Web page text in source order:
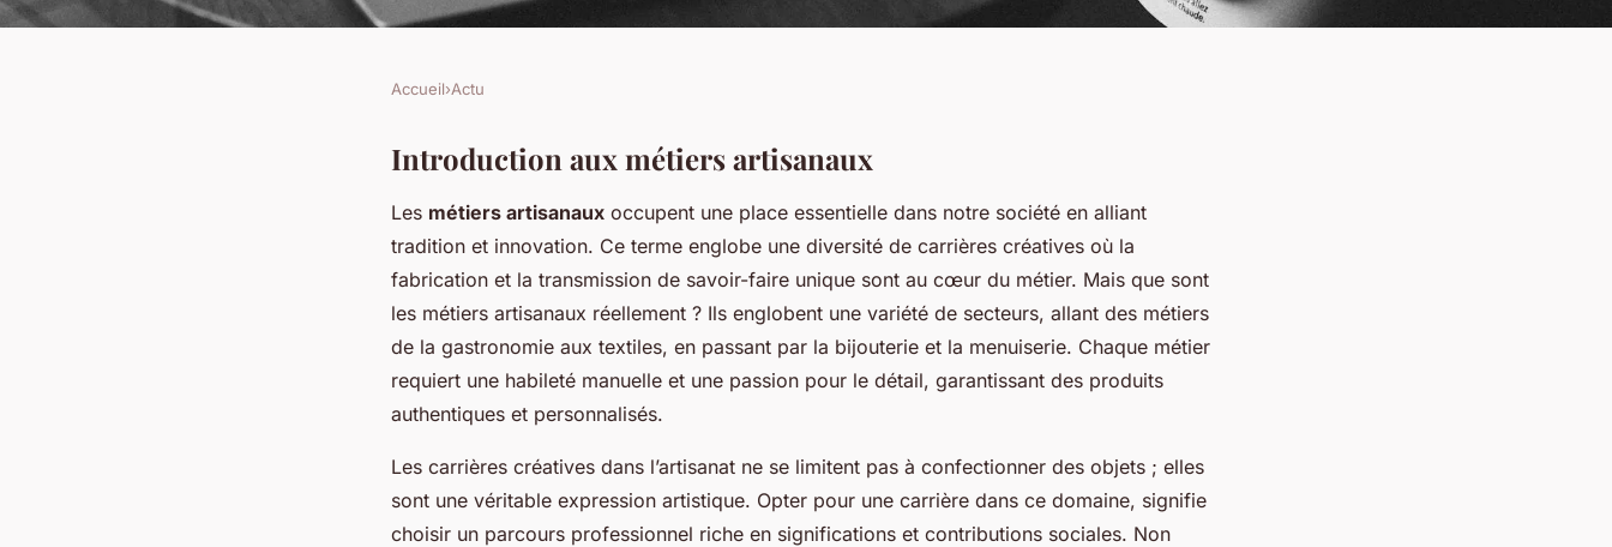
Découvrez les métiers artisanaux : un
guide complet pour une journée
inoubliable dédiée aux adolescents !
Accueil›Actu
Introduction aux métiers artisanaux
Les métiers artisanaux occupent une place essentielle dans notre société en alliant
tradition et innovation. Ce terme englobe une diversité de carrières créatives où la
fabrication et la transmission de savoir-faire unique sont au cœur du métier. Mais que sont
les métiers artisanaux réellement ? Ils englobent une variété de secteurs, allant des métiers
de la gastronomie aux textiles, en passant par la bijouterie et la menuiserie. Chaque métier
requiert une habileté manuelle et une passion pour le détail, garantissant des produits
authentiques et personnalisés.
Les carrières créatives dans l’artisanat ne se limitent pas à confectionner des objets ; elles
sont une véritable expression artistique. Opter pour une carrière dans ce domaine, signifie
choisir un parcours professionnel riche en significations et contributions sociales. Non